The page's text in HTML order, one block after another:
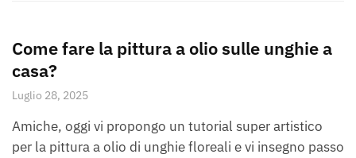
Come fare la pittura a olio sulle unghie a
casa?
Luglio 28, 2025
Amiche, oggi vi propongo un tutorial super artistico
per la pittura a olio di unghie floreali e vi insegno passo